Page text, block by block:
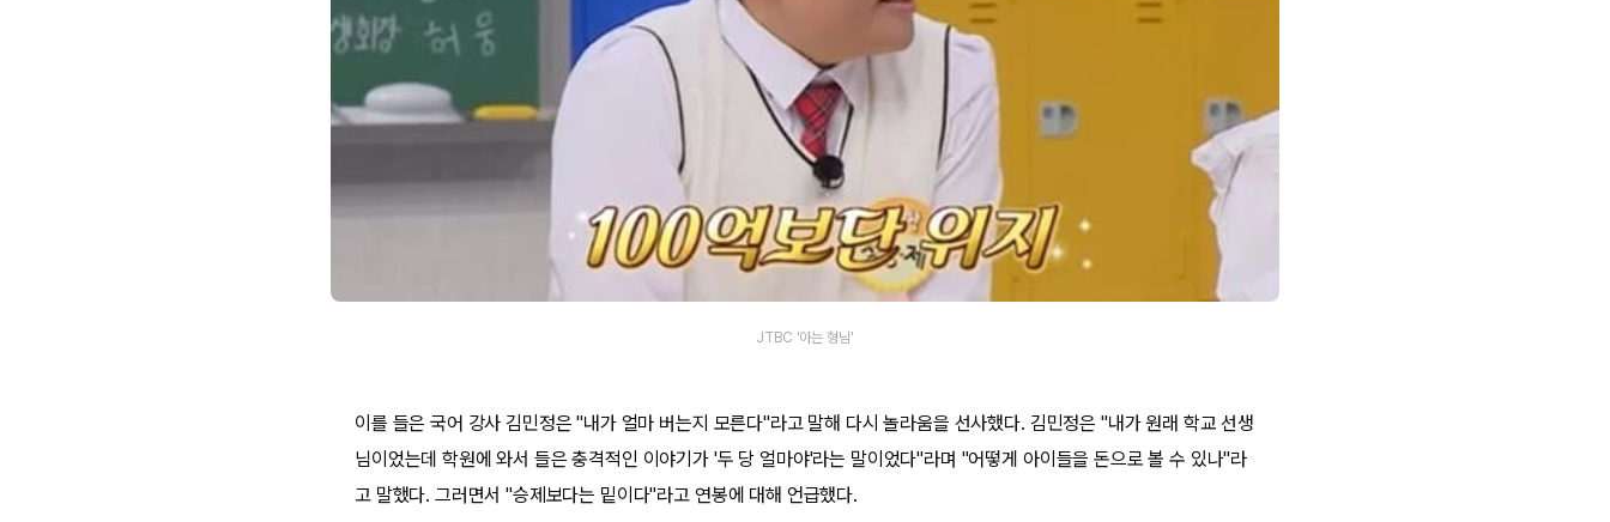
JTBC '아는 형님'
이를 들은 국어 강사 김민정은 "내가 얼마 버는지 모른다"라고 말해 다시 놀라움을 선사했다. 김민정은 "내가 원래 학교 선생
님이었는데 학원에 와서 들은 충격적인 이야기가 '두 당 얼마야'라는 말이었다"라며 "어떻게 아이들을 돈으로 볼 수 있나"라
고 말했다. 그러면서 "승제보다는 밑이다"라고 연봉에 대해 언급했다.